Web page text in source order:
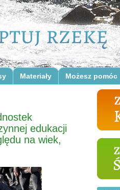
Materiały Możesz pomóc
edukacji
na wiek,